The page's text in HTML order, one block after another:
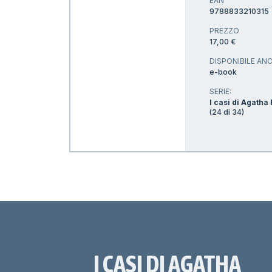
9788833210315
PREZZO
17,00 €
DISPONIBILE
e-book
SERIE:
I casi di Agatha
(24 di 34)
I CASI DI AGATHA